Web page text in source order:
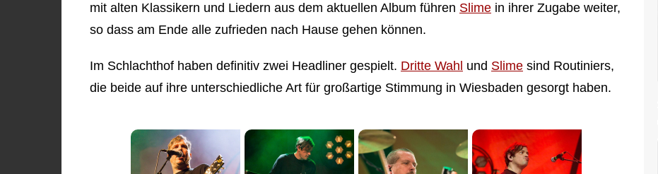
mit alten Klassikern und Liedern aus dem aktuellen Album führen Slime in ihrer Zugabe weiter,
so dass am Ende alle zufrieden nach Hause gehen können.
Im Schlachthof haben definitiv zwei Headliner gespielt. Dritte Wahl und Slime sind Routiniers,
die beide auf ihre unterschiedliche Art für großartige Stimmung in Wiesbaden gesorgt haben.